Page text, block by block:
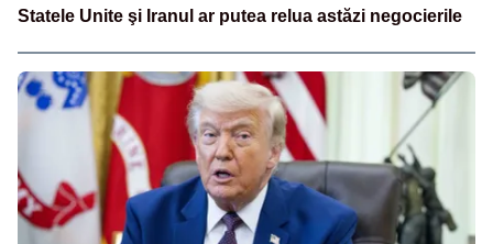
Statele Unite şi Iranul ar putea relua astăzi negocierile